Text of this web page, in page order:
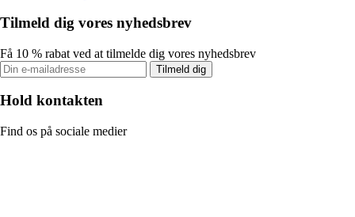
Tilmeld dig vores nyhedsbrev
Få 10 % rabat ved at tilmelde dig vores nyhedsbrev
Tilmeld dig
Hold kontakten
Find os på sociale medier